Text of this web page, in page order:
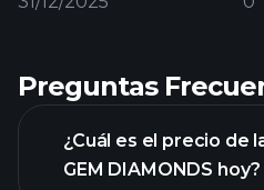
Preguntas
¿Cuál es el precio de
GEM DIAMONDS hoy?